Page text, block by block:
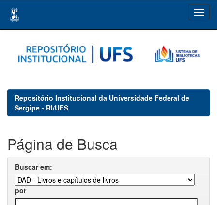
navigation
Repositório Institucional da Universidade Federal de
Sergipe - RI/UFS
Página de Busca
Buscar em:
por